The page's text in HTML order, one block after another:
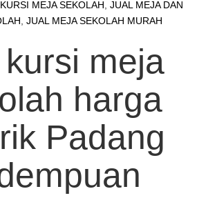
MEJA SEKOLAH JUAL MEJA DAN
JUAL MEJA SEKOLAH MURAH
meja
harga
Padang